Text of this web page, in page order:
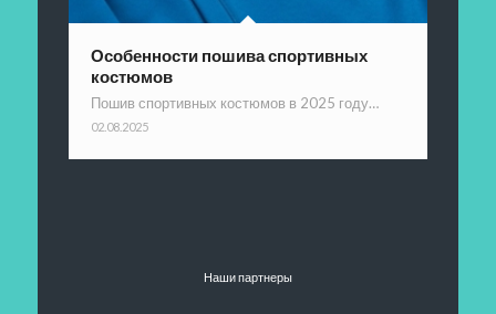
Особенности пошива спортивных
костюмов
Пошив спортивных костюмов в 2025 году…
02.08.2025
Наши партнеры